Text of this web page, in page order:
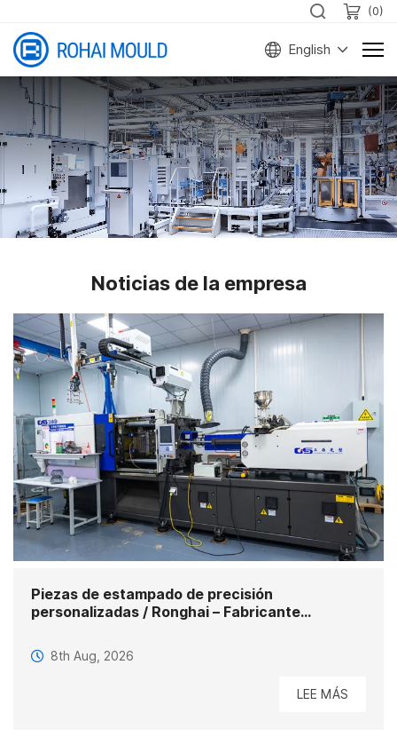
(0)
English
Noticias de la empresa
Piezas de estampado de precisión
personalizadas / Ronghai – Fabricante
8th Aug, 2026
LEE MÁS